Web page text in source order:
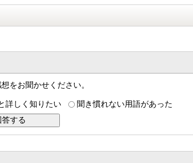
をお聞かせください。
詳しく知りたい 聞き慣れない用語があった